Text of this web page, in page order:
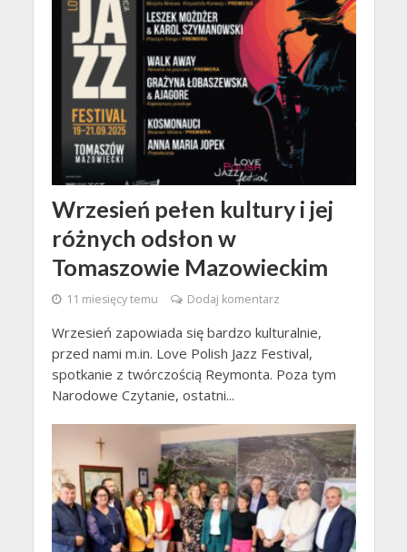
Wrzesień pełen kultury i jej
różnych odsłon w
Tomaszowie Mazowieckim
11 miesięcy temu Dodaj komentarz
Wrzesień zapowiada się bardzo kulturalnie,
przed nami m.in. Love Polish Jazz Festival,
spotkanie z twórczością Reymonta. Poza tym
Narodowe Czytanie, ostatni...